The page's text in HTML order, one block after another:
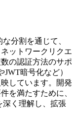
分割を通じて、
ットワークリクエ
の認証方法のサポ
暗号化など）
しています。開発
を満たすために、
深く理解し、拡張